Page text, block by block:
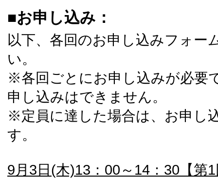
■お申し込み：
以下、各回のお申し込みフォー
い。
※各回ごとにお申し込みが必要
申し込みはできません。
※定員に達した場合は、お申し
す。
9月3日(木)13：00～14：30【第